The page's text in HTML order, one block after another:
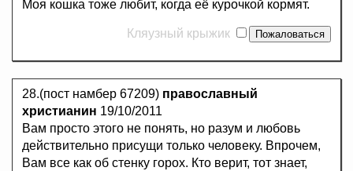
Моя кошка тоже любит, когда её курочкой кормят.
Кляузный крыжик
28.(пост намбер 67209) православный
христианин 19/10/2011
Вам просто этого не понять, но разум и любовь
действительно присущи только человеку. Впрочем,
Вам все как об стенку горох. Кто верит, тот знает,